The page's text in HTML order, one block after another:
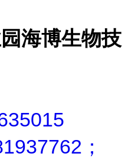
海博生物技
；